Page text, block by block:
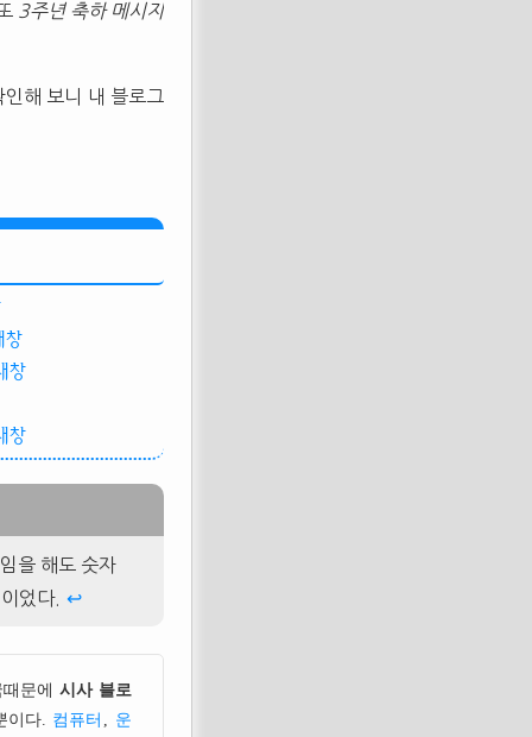
3주년 축하 메시지
해 보니 내 블로그
창
창
창
을 해도 숫자
었다. ↩
문에 시사 블로
이다. 컴퓨터 , 운